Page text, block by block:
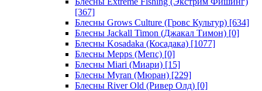
[367]
Блесны Grows Culture (Гровс Культур) [634]
Блесны Jackall Timon (Джакал Тимон) [0]
Блесны Kosadaka (Косадака) [1077]
Блесны Mepps (Мепс) [0]
Блесны Miari (Миари) [15]
Блесны Myran (Мюран) [229]
Блесны River Old (Ривер Олд) [0]